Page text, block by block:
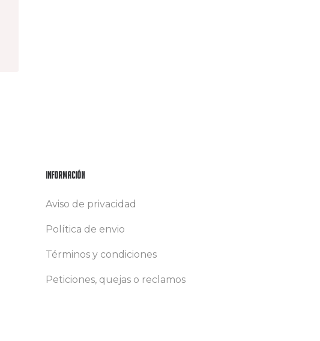
Información
Aviso de privacidad
Política de envio
Términos y condiciones
Peticiones, quejas o reclamos